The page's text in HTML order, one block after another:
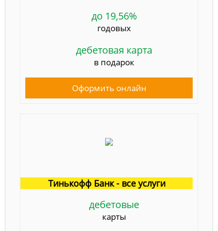
до 19,56%
годовых
дебетовая карта
в подарок
Оформить онлайн
Тинькофф Банк - все услуги
дебетовые
карты